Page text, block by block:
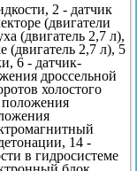
2 - датчик
(двигатели
(двигатель 2,7 л),
(двигатель 2,7 л), 5
6 - датчик-
дроссельной
холостого
положения
14 -
в гидросистеме